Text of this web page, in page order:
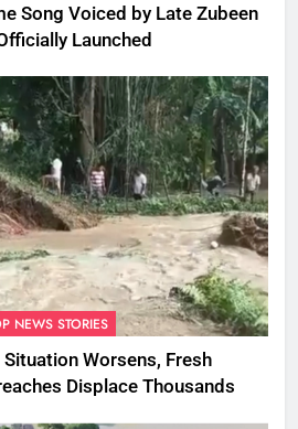
Song Voiced by Late Zubeen
Launched
NEWS STORIES
Worsens, Fresh
Displace Thousands